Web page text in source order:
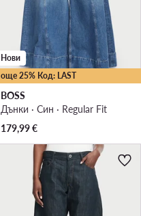
още 25% Код: LAST
Нови
BOSS
Дънки · Син · Regular Fit
179,99€